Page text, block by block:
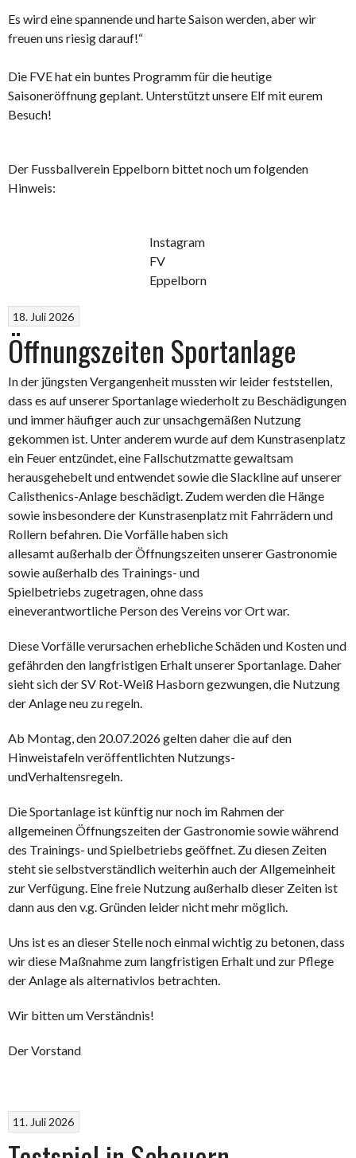
Es wird eine spannende und harte Saison werden, aber wir
freuen uns riesig darauf!“
Die FVE hat ein buntes Programm für die heutige
Saisoneröffnung geplant. Unterstützt unsere Elf mit eurem
Besuch!
Der Fussballverein Eppelborn bittet noch um folgenden
Hinweis:
Instagram
FV
Eppelborn
18. Juli 2026
Öffnungszeiten Sportanlage
In der jüngsten Vergangenheit mussten wir leider feststellen,
dass es auf unserer Sportanlage wiederholt zu Beschädigungen
und immer häufiger auch zur unsachgemäßen Nutzung
gekommen ist. Unter anderem wurde auf dem Kunstrasenplatz
ein Feuer entzündet, eine Fallschutzmatte gewaltsam
herausgehebelt und entwendet sowie die Slackline auf unserer
Calisthenics-Anlage beschädigt. Zudem werden die Hänge
sowie insbesondere der Kunstrasenplatz mit Fahrrädern und
Rollern befahren. Die Vorfälle haben sich
allesamt außerhalb der Öffnungszeiten unserer Gastronomie
sowie außerhalb des Trainings- und
Spielbetriebs zugetragen, ohne dass
eineverantwortliche Person des Vereins vor Ort war.
Diese Vorfälle verursachen erhebliche Schäden und Kosten und
gefährden den langfristigen Erhalt unserer Sportanlage. Daher
sieht sich der SV Rot-Weiß Hasborn gezwungen, die Nutzung
der Anlage neu zu regeln.
Ab Montag, den 20.07.2026 gelten daher die auf den
Hinweistafeln veröffentlichten Nutzungs-
undVerhaltensregeln.
Die Sportanlage ist künftig nur noch im Rahmen der
allgemeinen Öffnungszeiten der Gastronomie sowie während
des Trainings- und Spielbetriebs geöffnet. Zu diesen Zeiten
steht sie selbstverständlich weiterhin auch der Allgemeinheit
zur Verfügung. Eine freie Nutzung außerhalb dieser Zeiten ist
dann aus den v.g. Gründen leider nicht mehr möglich.
Uns ist es an dieser Stelle noch einmal wichtig zu betonen, dass
wir diese Maßnahme zum langfristigen Erhalt und zur Pflege
der Anlage als alternativlos betrachten.
Wir bitten um Verständnis!
Der Vorstand
11. Juli 2026